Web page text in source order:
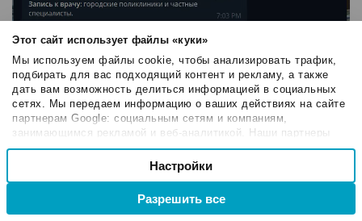
Этот сайт использует файлы «куки»
Мы используем файлы cookie, чтобы анализировать трафик,
подбирать для вас подходящий контент и рекламу, а также
дать вам возможность делиться информацией в социальных
сетях. Мы передаем информацию о ваших действиях на сайте
партнерам Google: социальным сетям и компаниям,
занимающимся рекламой и веб-аналитикой. Наши партнеры
могут комбинировать эти сведения с предоставленной вами
информацией, а также данными, которые они получили при
использовании вами их сервисов.
Выбор
Настроечные
Настройки
Разрешить все
Чат-бот Woman Hub предлагает клиентам
круглосуточную техническую поддержку.